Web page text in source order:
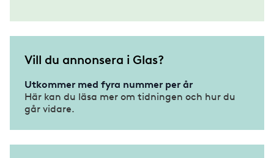
Vill du annonsera i Glas?
Utkommer med fyra nummer per år
Här kan du läsa mer om tidningen och hur du
går vidare.